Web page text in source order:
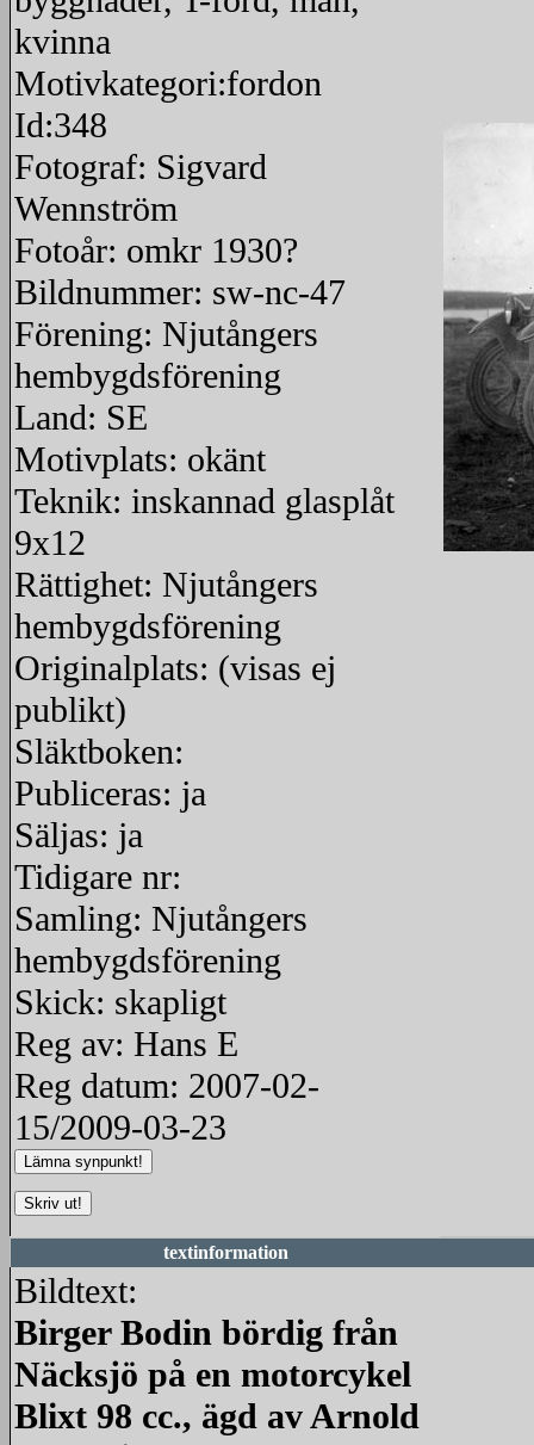
kvinna
Motivkategori:fordon
Id:348
Fotograf: Sigvard
Wennström
Fotoår: omkr 1930?
Bildnummer: sw-nc-47
Förening: Njutångers
hembygdsförening
Land: SE
Motivplats: okänt
Teknik: inskannad glasplåt
9x12
Rättighet: Njutångers
hembygdsförening
Originalplats: (visas ej
publikt)
Släktboken:
Publiceras: ja
Säljas: ja
Tidigare nr:
Samling: Njutångers
hembygdsförening
Skick: skapligt
Reg av: Hans E
Reg datum: 2007-02-
15/2009-03-23
textinformation
Bildtext:
Birger Bodin bördig från
Näcksjö på en motorcykel
Blixt 98 cc., ägd av Arnold